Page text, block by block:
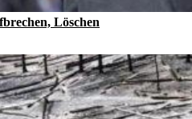
Löschen